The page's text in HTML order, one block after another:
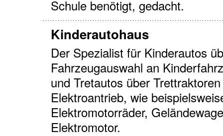
Schule benötigt, gedacht.
Kinderautohaus
Der Spezialist für Kinderautos
Fahrzeugauswahl an
und Tretautos über
Elektroantrieb, wie
Elektromotorräder,
Elektromotor.